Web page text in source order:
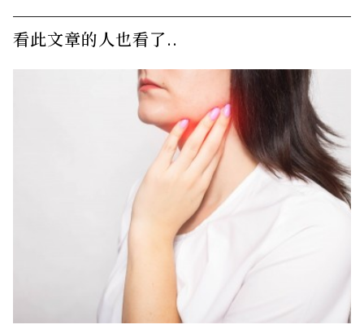
看此文章的人也看了..